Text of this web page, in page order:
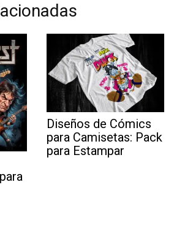
Diseños de Cómics
para Camisetas: Pack
para Estampar